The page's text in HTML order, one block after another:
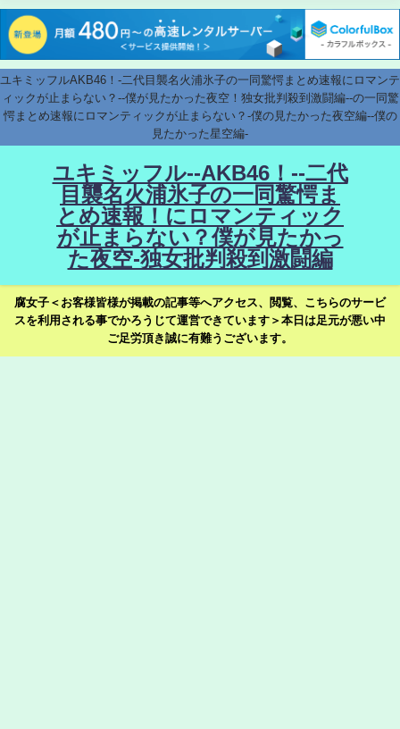
ユキミッフルAKB46！-二代目襲名火浦氷子の一同驚愕まとめ速報にロマンテ
ィックが止まらない？--僕が見たかった夜空！独女批判殺到激闘編--の一同驚
愕まとめ速報にロマンティックが止まらない？-僕の見たかった夜空編--僕の
見たかった星空編-
ユキミッフル--AKB46！--二代
目襲名火浦氷子の一同驚愕ま
とめ速報！にロマンティック
が止まらない？僕が見たかっ
た夜空-独女批判殺到激闘編
腐女子＜お客様皆様が掲載の記事等へアクセス、閲覧、こちらのサービ
スを利用される事でかろうじて運営できています＞本日は足元が悪い中
ご足労頂き誠に有難うございます。